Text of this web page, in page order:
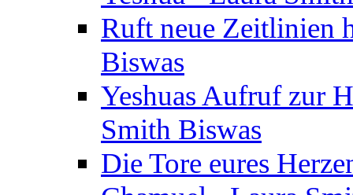
Ruft neue Zeitlinien
Biswas
Yeshuas Aufruf zur
Smith Biswas
Die Tore eures